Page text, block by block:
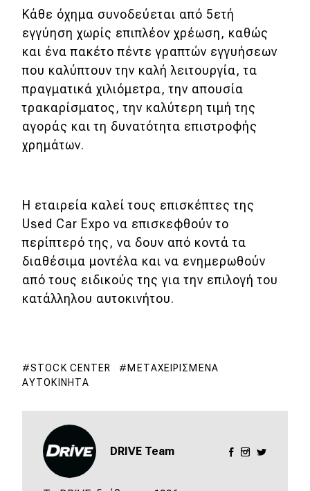
Σταθμοί φόρτισης
Classic
Νέα
Παρουσιάσεις
MOTO
Μεταχειρισμένο
Οδηγός αγοράς
Συμβουλές
Χρηστικά
Συμβουλές
Οδική βοήθεια
Κάθε όχημα συνοδεύεται από 5ετή
εγγύηση χωρίς επιπλέον χρέωση, καθώς
και ένα πακέτο πέντε γραπτών εγγυήσεων
που καλύπτουν την καλή λειτουργία, τα
πραγματικά χιλιόμετρα, την απουσία
τρακαρίσματος, την καλύτερη τιμή της
αγοράς και τη δυνατότητα επιστροφής
χρημάτων.
Η εταιρεία καλεί τους επισκέπτες της
Used Car Expo να επισκεφθούν το
περίπτερό της, να δουν από κοντά τα
διαθέσιμα μοντέλα και να ενημερωθούν
από τους ειδικούς της για την επιλογή του
κατάλληλου αυτοκινήτου.
STOCK CENTER
ΜΕΤΑΧΕΙΡΙΣΜΈΝΑ
ΑΥΤΟΚΊΝΗΤΑ
DRIVE Team